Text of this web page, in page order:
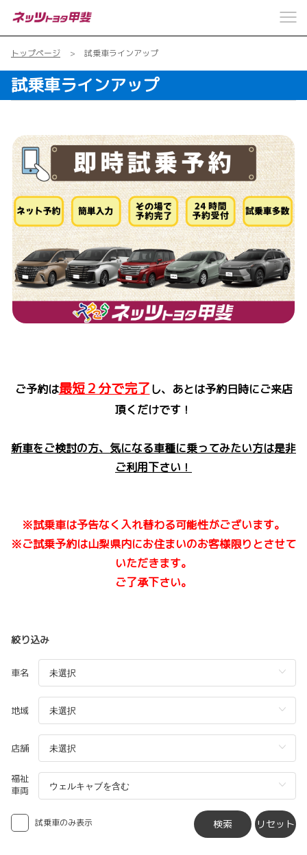
トップページ 試乗車ラインアップ
試乗車ラインアップ
ご予約は最短２分で完了し、あとは予約日時にご来店
頂くだけです！
新車をご検討の方、気になる車種に乗ってみたい方は是非
ご利用下さい！
※試乗車は予告なく入れ替わる可能性がございます。
※ご試乗予約は山梨県内にお住まいのお客様限りとさせて
いただきます。
ご了承下さい。
絞り込み
車名
地域
店舗
福祉
車両
試乗車のみ表示 検索 リセット